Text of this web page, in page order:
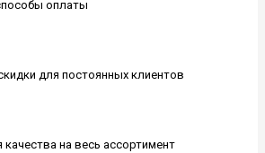
оплаты
для постоянных клиентов
качества на весь ассортимент